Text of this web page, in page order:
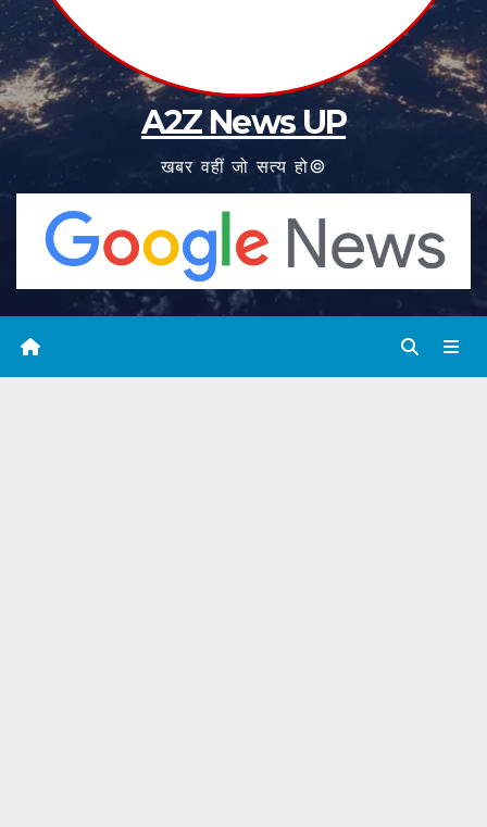
A2Z News UP
खबर वहीं जो सत्य हो©